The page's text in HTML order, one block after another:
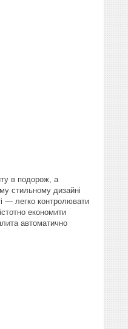
в подорож, а
стильному дизайні
— легко контролювати
економити
автоматично